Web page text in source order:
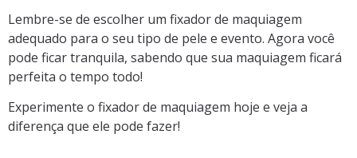
Lembre-se de escolher um fixador de maquiagem
adequado para o seu tipo de pele e evento. Agora você
pode ficar tranquila, sabendo que sua maquiagem ficará
perfeita o tempo todo!
Experimente o fixador de maquiagem hoje e veja a
diferença que ele pode fazer!